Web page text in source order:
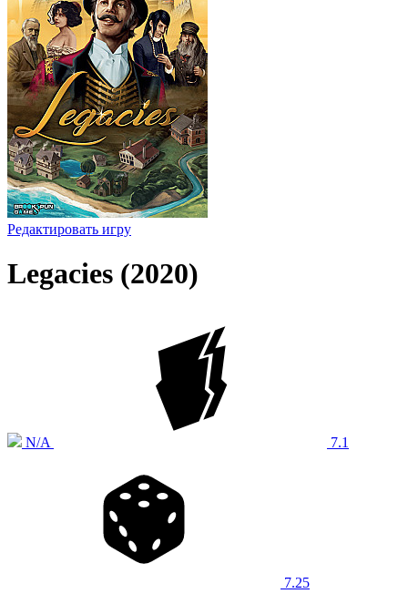
Редактировать игру
Legacies (2020)
N/A 7.1
7.25